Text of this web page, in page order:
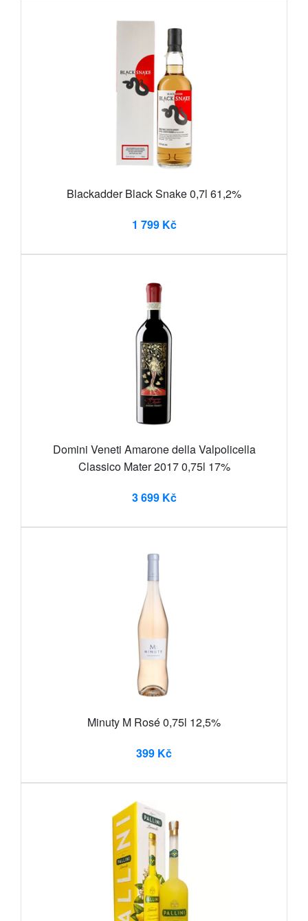
Blackadder Black Snake 0,7l 61,2%
1 799 Kč
Domini Veneti Amarone della Valpolicella
Classico Mater 2017 0,75l 17%
3 699 Kč
Minuty M Rosé 0,75l 12,5%
399 Kč